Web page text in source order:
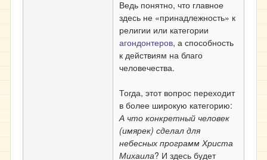
Ведь понятно, что главное
здесь не «принадлежность» к
религии или категории
агондонтеров, а способность
к действиям на благо
человечества.
Тогда, этот вопрос переходит
в более широкую категорию:
А что конкретный человек
(имярек) сделал для
небесных программ Христа
Михаила? И здесь будет